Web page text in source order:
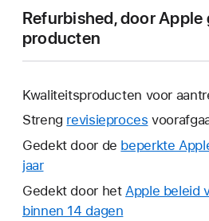
Refurbished, door
producten
Kwaliteitsproducten voor
Streng revisieproces
Gedekt door de beperkte
jaarHierdoor
wordt
er
Gedekt door het Apple beleid
binnen 14 dagen